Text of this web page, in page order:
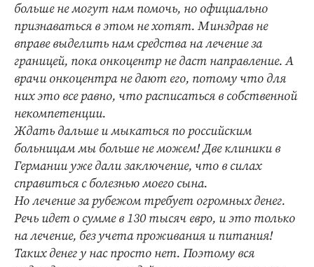
больше не могут нам помочь, но официально
признаваться в этом не хотят. Минздрав не
вправе выделить нам средства на лечение за
границей, пока онкоцентр не даст направление. А
врачи онкоцентра не дают его, потому что для
них это все равно, что расписаться в собственной
некомпетенции.
Ждать дальше и мыкаться по российским
больницам мы больше не можем! Две клиники в
Германии уже дали заключение, что в силах
справиться с болезнью моего сына.
Но лечение за рубежом требует огромных денег.
Речь идет о сумме в 130 тысяч евро, и это только
на лечение, без учета проживания и питания!
Таких денег у нас просто нет. Поэтому вся